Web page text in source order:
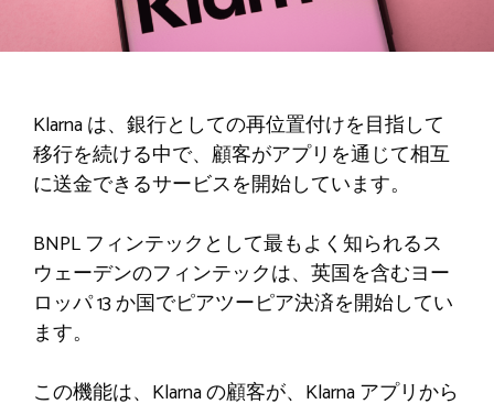
Klarna は、銀行としての再位置付けを目指して
移行を続ける中で、顧客がアプリを通じて相互
に送金できるサービスを開始しています。
BNPL フィンテックとして最もよく知られるス
ウェーデンのフィンテックは、英国を含むヨー
ロッパ 13 か国でピアツーピア決済を開始してい
ます。
この機能は、Klarna の顧客が、Klarna アプリから